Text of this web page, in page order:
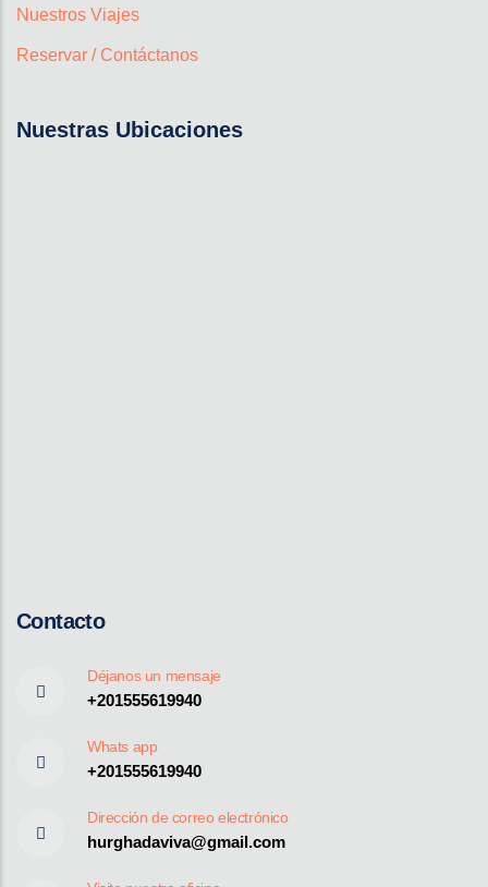
Nuestros Viajes
Reservar / Contáctanos
Nuestras Ubicaciones
Contacto
Déjanos un mensaje
+201555619940
Whats app
+201555619940
Dirección de correo electrónico
hurghadaviva@gmail.com